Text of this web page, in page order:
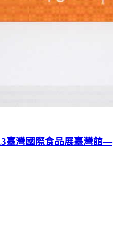
臺灣國際食品展臺灣館—